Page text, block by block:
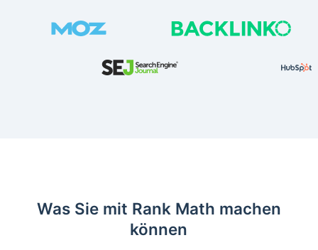
Was Sie mit Rank Math machen
können